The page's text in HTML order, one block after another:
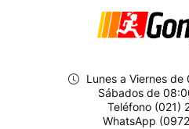
Lunes a Viernes
Sábados de
Teléfono (021)
WhatsApp